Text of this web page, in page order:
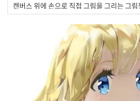
캔버스 위에 손으로 직접 그림을 그리는 그림